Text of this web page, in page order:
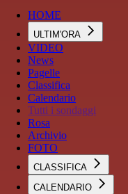
HOME
ULTIM'ORA
VIDEO
News
Pagelle
Classifica
Calendario
Tutti i sondaggi
Rosa
Archivio
FOTO
CLASSIFICA
CALENDARIO